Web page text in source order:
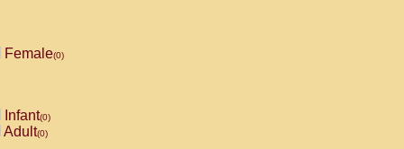
Female(0)
Infant(0)
Adult(0)